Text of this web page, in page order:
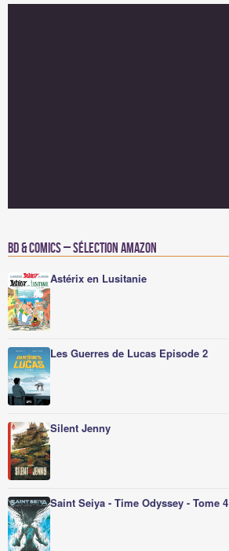
BD & Comics – Sélection Amazon
Astérix en Lusitanie
Les Guerres de Lucas Episode 2
Silent Jenny
Saint Seiya - Time Odyssey - Tome 4